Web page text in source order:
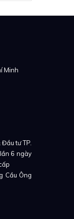
Minh
tư TP.
6 ngày
Cầu Ông